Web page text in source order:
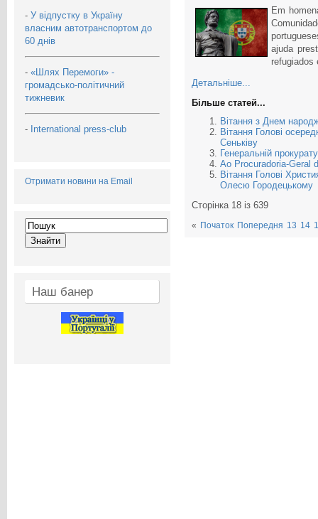
- У відпустку в Україну
власним автотранспортом до
60 днів
- «Шлях Перемоги» -
громадсько-політичний
тижневик
- International press-club
Отримати новини на Email
Наш банер
Em
ajuda
refugiados
Детальніше...
Більше статей...
Вітання з Днем
Вітання Голові
Сеньківу
Генеральній
Ao Procuradoria-Geral
Вітання Голові
Олесю Городецькому
Сторінка 18 із 639
« Початок Попередня 13 14